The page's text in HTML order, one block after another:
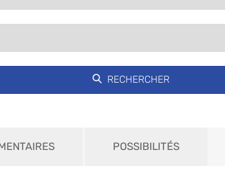
POSSIBILITÉS